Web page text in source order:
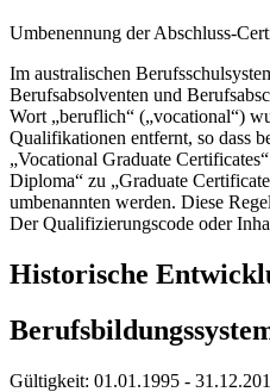
Umbenennung der Abschluss-
Im australischen
Berufsabsolventen und
Wort „beruflich“ („vocational“)
Qualifikationen entfernt, so dass
„Vocational Graduate
Diploma“ zu „Graduate
umbenannten werden. Diese
Der Qualifizierungscode oder
Historische
Gültigkeit: 01.01.1995 -